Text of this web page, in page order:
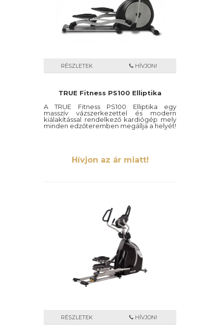
RÉSZLETEK HÍVJON!
TRUE Fitness PS100 Elliptika
A TRUE Fitness PS100 Elliptika egy
masszív vázszerkezettel és modern
kiálakítással rendelkező kardiógép mely
minden edzőteremben megállja a helyét!
Hívjon az ár miatt!
RÉSZLETEK HÍVJON!